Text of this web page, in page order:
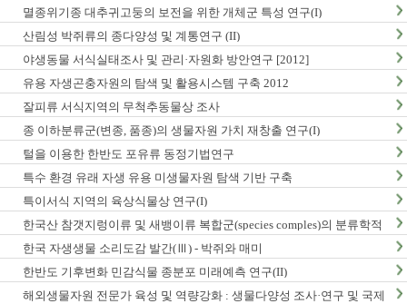
멸종위기종 대추귀고둥의 보전을 위한 개체군 특성 연구(I)
산림성 박쥐류의 종다양성 및 계통연구 (II)
야생동물 서식실태조사 및 관리·자원화 방안연구 [2012]
유용 자생곤충자원의 탐색 및 활용시스템 구축 2012
잘피류 서식지역의 무척추동물상 조사
종 이하분류군(변종, 품종)의 생물자원 가치 재창출 연구(I)
털을 이용한 한반도 포유류 동정기법연구
특수 환경 유래 자생 유용 미생물자원 탐색 기반 구축
특이서식 지역의 육상식물상 연구(I)
한국산 참갯지렁이류 및 새뱅이류 복합군(species comples)의 분류학적
연구
한국 자생생물 소리도감 발간(Ⅲ) - 박쥐와 매미
한반도 기후변화 민감식물 종분포 미래예측 연구(II)
해외생물자원 전문가 육성 및 역량강화 : 생물다양성 조사·연구 및 국제